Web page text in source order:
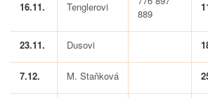
16.11. Tenglerovi
889
23.11. Dusovi
7.12. M. Staňková